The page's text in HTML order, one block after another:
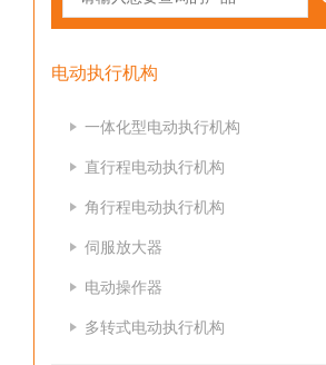
电动执行机构
一体化型电动执行机构
直行程电动执行机构
角行程电动执行机构
伺服放大器
电动操作器
多转式电动执行机构